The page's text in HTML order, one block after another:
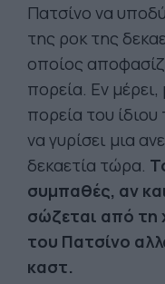
Πατσίνο να
της ροκ της
οποίος
πορεία. Εν
πορεία του
να γυρίσει μια
δεκαετία τώρα.
συμπαθές, αν
σώζεται από τη
του Πατσίνο
καστ.